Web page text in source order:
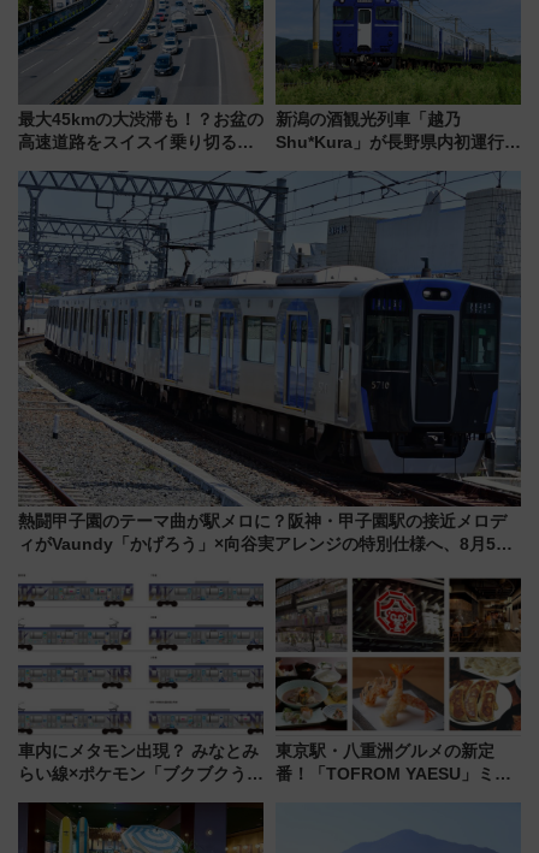
最大45kmの大渋滞も！？お盆の
高速道路をスイスイ乗り切る快
新潟の酒観光列車「越乃
Shu*Kura」が長野県内初運行！
別企画
熱闘甲子園のテーマ曲が駅メロに？阪神・甲子園駅の接近メロデ
ィがVaundy「かげろう」×向谷実アレンジの特別仕様へ、8月5日
車内にメタモン出現？ みなとみ
らい線×ポケモン「ブクブクうみ
行開始に！ この夏は直通列車で
横浜へ！
東京駅・八重洲グルメの新定
番！「TOFROM YAESU」ミシ